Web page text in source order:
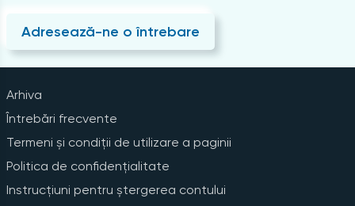
Adresează-ne o întrebare
Arhiva
Întrebări frecvente
Termeni și condiții de utilizare a paginii
Politica de confidențialitate
Instrucțiuni pentru ștergerea contului